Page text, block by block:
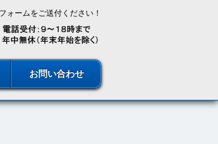
お問い合わせ
ォームをご送付ください！